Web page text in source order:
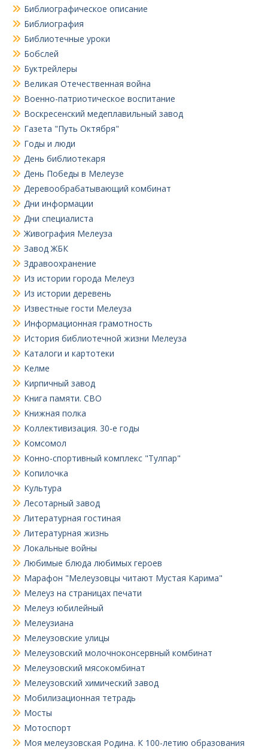
Библиографическое описание
Библиография
Библиотечные уроки
Бобслей
Буктрейлеры
Великая Отечественная война
Военно-патриотическое воспитание
Воскресенский медеплавильный завод
Газета "Путь Октября"
Годы и люди
День библиотекаря
День Победы в Мелеузе
Деревообрабатывающий комбинат
Дни информации
Дни специалиста
Живография Мелеуза
Завод ЖБК
Здравоохранение
Из истории города Мелеуз
Из истории деревень
Известные гости Мелеуза
Информационная грамотность
История библиотечной жизни Мелеуза
Каталоги и картотеки
Келме
Кирпичный завод
Книга памяти. СВО
Книжная полка
Коллективизация. 30-е годы
Комсомол
Конно-спортивный комплекс "Тулпар"
Копилочка
Культура
Лесотарный завод
Литературная гостиная
Литературная жизнь
Локальные войны
Любимые блюда любимых героев
Марафон "Мелеузовцы читают Мустая Карима"
Мелеуз на страницах печати
Мелеуз юбилейный
Мелеузиана
Мелеузовские улицы
Мелеузовский молочноконсервный комбинат
Мелеузовский мясокомбинат
Мелеузовский химический завод
Мобилизационная тетрадь
Мосты
Мотоспорт
Моя мелеузовская Родина. К 100-летию образования